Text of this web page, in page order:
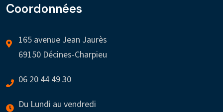
Coordonnées
165 avenue Jean Jaurès
69150 Décines-Charpieu
06 20 44 49 30
Du Lundi au vendredi